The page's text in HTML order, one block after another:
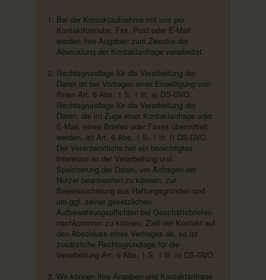
Bei der Kontaktaufnahme mit uns per
Kontaktformular, Fax, Post oder E-Mail
werden Ihre Angaben zum Zwecke der
Abwicklung der Kontaktanfrage verarbeitet.
Rechtsgrundlage für die Verarbeitung der
Daten ist bei Vorliegen einer Einwilligung von
Ihnen Art. 6 Abs. 1 S. 1 lit. a) DS-GVO.
Rechtsgrundlage für die Verarbeitung der
Daten, die im Zuge einer Kontaktanfrage oder
E-Mail, eines Briefes oder Faxes übermittelt
werden, ist Art. 6 Abs. 1 S. 1 lit. f) DS-GVO.
Der Verantwortliche hat ein berechtigtes
Interesse an der Verarbeitung und
Speicherung der Daten, um Anfragen der
Nutzer beantworten zu können, zur
Beweissicherung aus Haftungsgründen und
um ggf. seiner gesetzlichen
Aufbewahrungspflichten bei Geschäftsbriefen
nachkommen zu können. Zielt der Kontakt auf
den Abschluss eines Vertrages ab, so ist
zusätzliche Rechtsgrundlage für die
Verarbeitung Art. 6 Abs. 1 S. 1 lit. b) DS-GVO.
Wir können Ihre Angaben und Kontaktanfrage